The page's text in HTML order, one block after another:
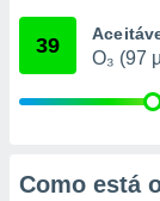
através
39
O₃ (97
Como está